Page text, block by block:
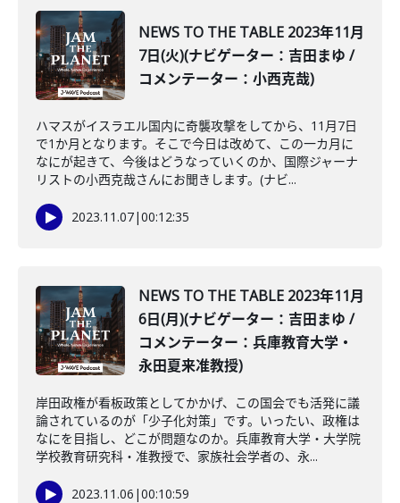
NEWS TO THE TABLE 2023年11月
7日(火)(ナビゲーター：吉田まゆ /
コメンテーター：小西克哉)
ハマスがイスラエル国内に奇襲攻撃をしてから、11月7日
で1か月となります。そこで今日は改めて、この一カ月に
なにが起きて、今後はどうなっていくのか、国際ジャーナ
リストの小西克哉さんにお聞きします。(ナビ...
2023.11.07|00:12:35
NEWS TO THE TABLE 2023年11月
6日(月)(ナビゲーター：吉田まゆ /
コメンテーター：兵庫教育大学・
永田夏来准教授)
岸田政権が看板政策としてかかげ、この国会でも活発に議
論されているのが「少子化対策」です。いったい、政権は
なにを目指し、どこが問題なのか。兵庫教育大学・大学院
学校教育研究科・准教授で、家族社会学者の、永...
2023.11.06 |00:10:59